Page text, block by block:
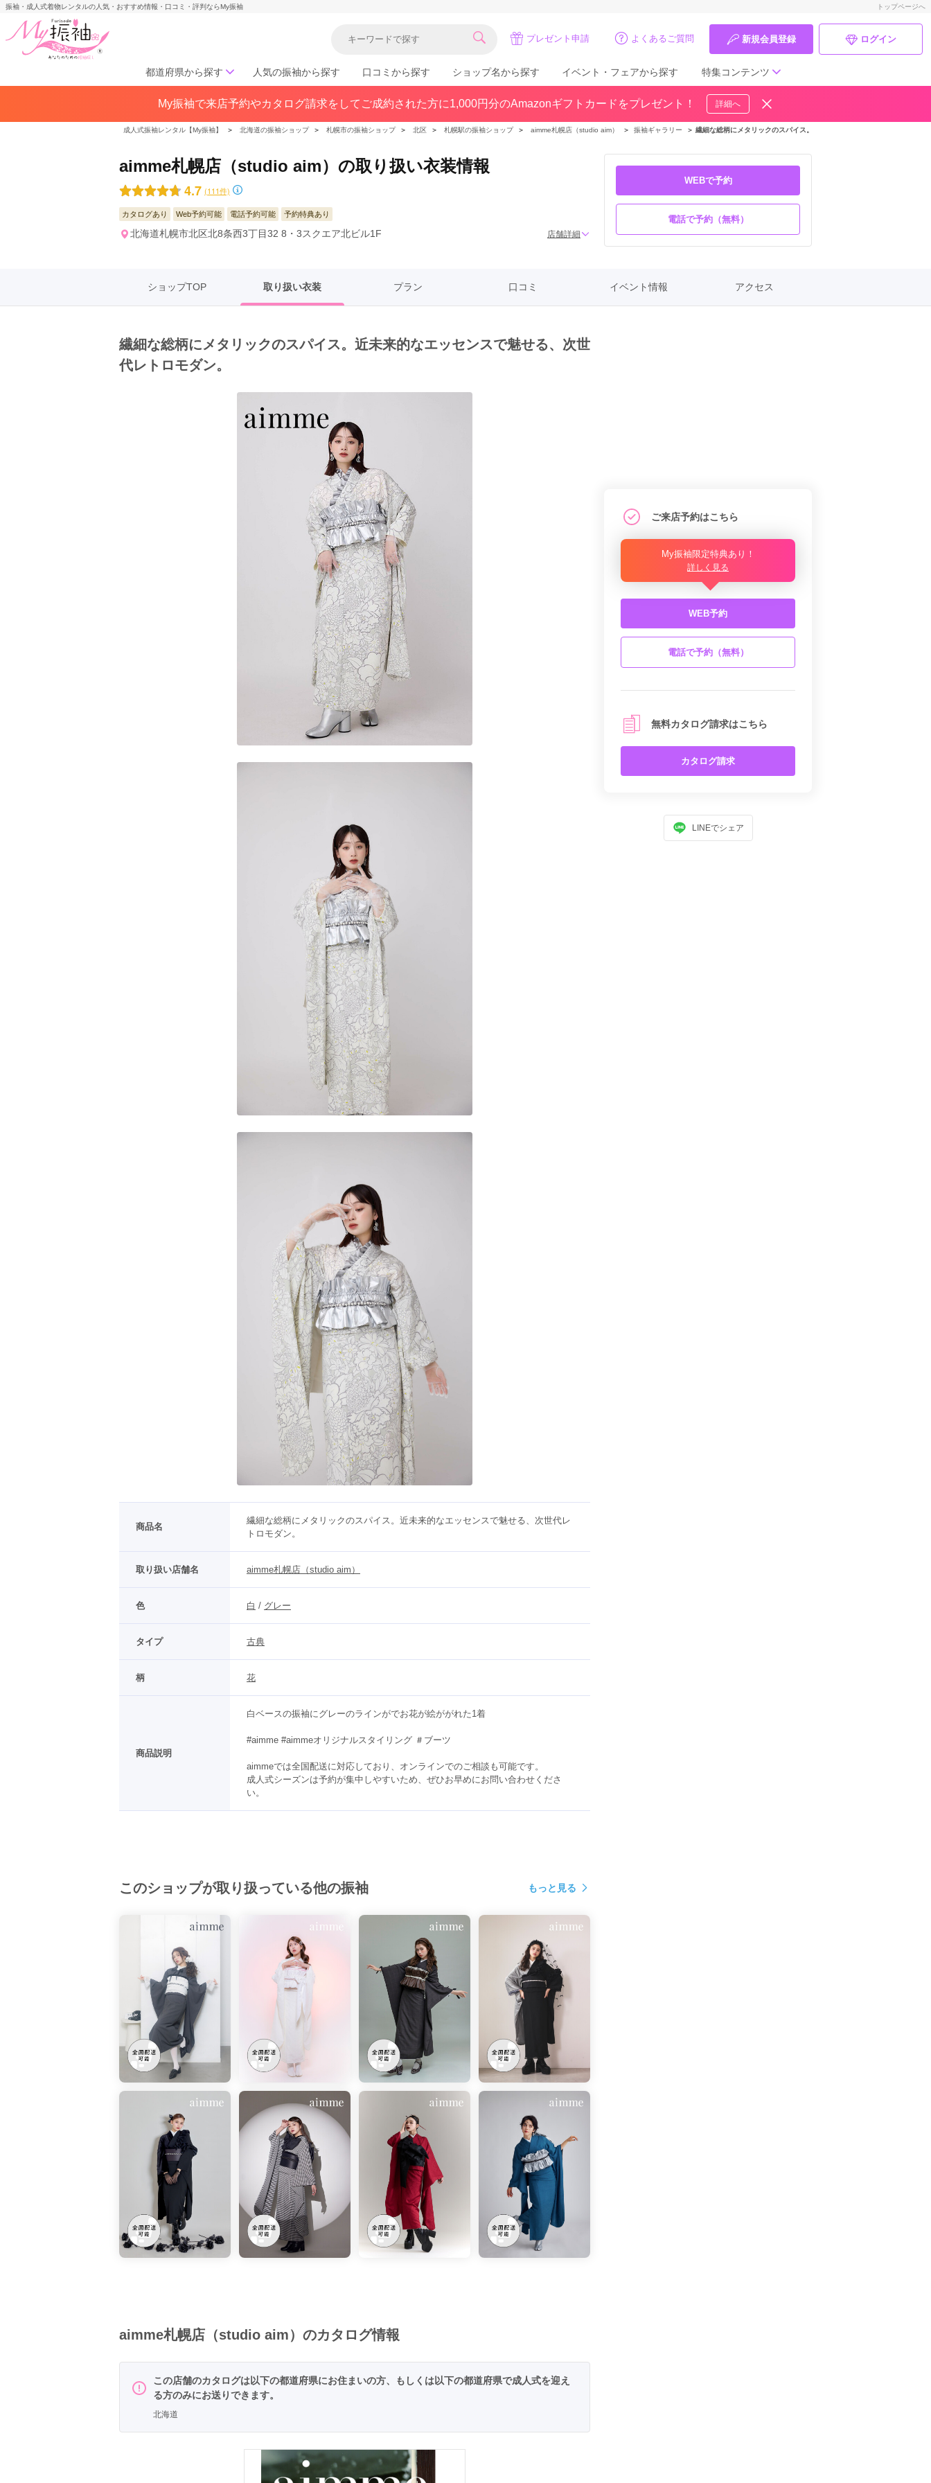
振袖・成人式着物レンタルの人気・おすすめ情報・口コミ・評判ならMy振袖 トップページへ
プレゼント申請 よくあるご質問 新規会員登録 ログイン
都道府県から探す
北海道／東北
北海道(141) 青森県(41)
岩手県(30)
福島県(60)
関東
東京都(383)
千葉県(183)
茨城県(93)
群馬県(57)
中部
愛知県(285)
静岡県(148)
岐阜県(85)
三重県(76)
長野県(80)
関西
大阪府(307)
兵庫県(195)
和歌山県(36)
広島県(87) 岡山県(69)
鳥取県(29)
人気の振袖から探す 口コミから探す ショップ名から探す イベント・フェアから探す 特集コンテンツ
個性的振袖コーディネート特集
成人式レポート
振袖タイプ診断
My振袖で来店予約やカタログ請求をしてご成約された方に1,000円分のAmazonギフトカードをプレゼント！ 詳細へ
成人式振袖レンタル【My振袖】 ＞ 北海道の振袖ショップ ＞ 札幌市の振袖ショップ ＞ 北区 ＞ 札幌駅の振袖ショップ ＞ aimme札幌店（studio aim） ＞ 振袖ギャラリー ＞ 繊細な総柄にメタリックのスパイス。近未来的なエッセンスで魅せる、次
aimme札幌店（studio aim）の取り扱い衣装情報
4.7 (111件)
カタログあり Web予約可能 電話予約可能 予約特典あり
北海道札幌市北区北8条西3丁目32 8・3スクエア北ビル1F 店舗詳細
WEBで予約
電話で予約（無料）
ショップTOP 取り扱い衣装 プラン 口コミ イベント情報 アクセス
繊細な総柄にメタリックのスパイス。近未来的なエッセンスで魅せる、次世
代レトロモダン。
商品名
繊細な総柄にメタリックのスパイス。近未来的なエッセンスで魅せる、次世代レ
トロモダン。
取り扱い店舗名 aimme札幌店（studio aim）
色 白 / グレー
タイプ 古典
柄 花
商品説明
白ベースの振袖にグレーのラインがでお花が絵ががれた1着
#aimme #aimmeオリジナルスタイリング ＃ブーツ
aimmeでは全国配送に対応しており、オンラインでのご相談も可能です。
成人式シーズンは予約が集中しやすいため、ぜひお早めにお問い合わせくださ
い。
このショップが取り扱っている他の振袖 もっと見る
aimme札幌店（studio aim）のカタログ情報
この店舗のカタログは以下の都道府県にお住まいの方、もしくは以下の都道府県で成人式を迎え
る方のみにお送りできます。
北海道
ご来店予約はこちら
My振袖限定特典あり！
詳しく見る
WEB予約
電話で予約（無料）
無料カタログ請求はこちら
カタログ請求
LINEでシェア